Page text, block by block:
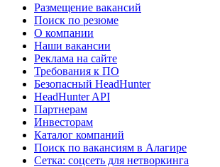
Размещение вакансий
Поиск по резюме
О компании
Наши вакансии
Реклама на сайте
Требования к ПО
Безопасный HeadHunter
HeadHunter API
Партнерам
Инвесторам
Каталог компаний
Поиск по вакансиям в Алагире
Сетка: соцсеть для нетворкинга